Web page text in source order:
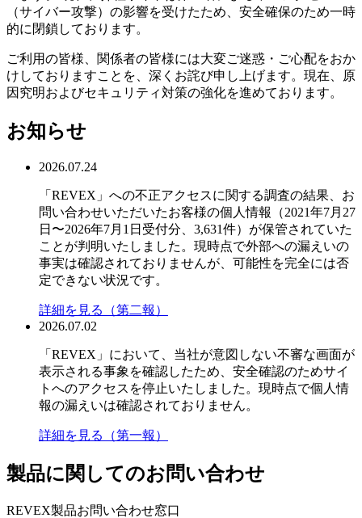
（サイバー攻撃）の影響を受けたため、安全確保のため一時
的に閉鎖しております。
ご利用の皆様、関係者の皆様には大変ご迷惑・ご心配をおか
けしておりますことを、深くお詫び申し上げます。現在、原
因究明およびセキュリティ対策の強化を進めております。
お知らせ
2026.07.24
「REVEX」への不正アクセスに関する調査の結果、お
問い合わせいただいたお客様の個人情報（2021年7月27
日〜2026年7月1日受付分、3,631件）が保管されていた
ことが判明いたしました。現時点で外部への漏えいの
事実は確認されておりませんが、可能性を完全には否
定できない状況です。
詳細を見る（第二報）
2026.07.02
「REVEX」において、当社が意図しない不審な画面が
表示される事象を確認したため、安全確認のためサイ
トへのアクセスを停止いたしました。現時点で個人情
報の漏えいは確認されておりません。
詳細を見る（第一報）
製品に関してのお問い合わせ
REVEX製品お問い合わせ窓口